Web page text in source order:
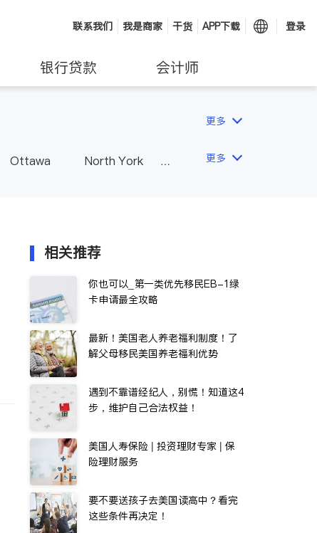
联系我们 我是商家 干货 APP下载 登录
银行贷款 会计师
更多
Ottawa
North York
更多
相关推荐
你也可以_第一类优先移民EB-1绿
卡申请最全攻略
最新！美国老人养老福利制度！了
解父母移民美国养老福利优势
遇到不靠谱经纪人，别慌！知道这4
步，维护自己合法权益！
美国人寿保险 | 投资理财专家 | 保
险理财服务
要不要送孩子去美国读高中？看完
这些条件再决定！